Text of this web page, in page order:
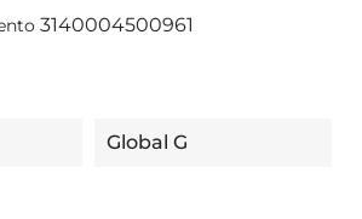
3140004500961
Global G